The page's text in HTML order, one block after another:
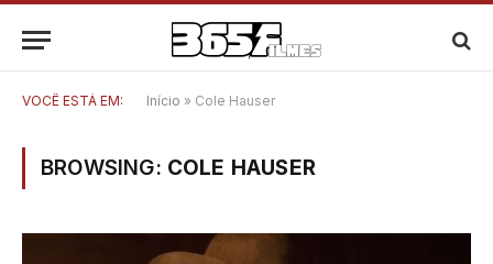
VOCÊ ESTÁ EM: Início » Cole Hauser
BROWSING: COLE HAUSER